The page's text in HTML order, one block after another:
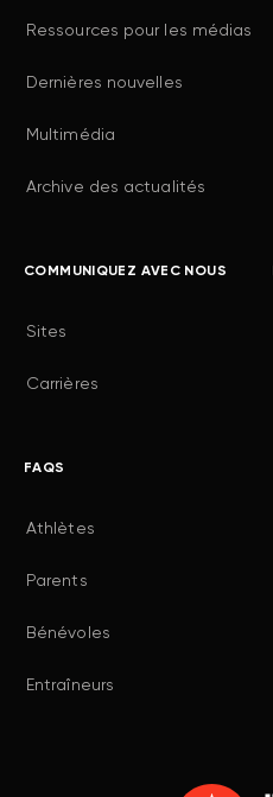
Ressources pour les médias
Dernières nouvelles
Multimédia
Archive des actualités
COMMUNIQUEZ AVEC NOUS
Sites
Carrières
FAQS
Athlètes
Parents
Bénévoles
Entraîneurs